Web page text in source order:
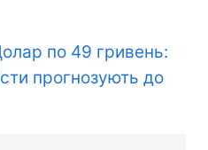
по 49 гривень:
прогнозують до